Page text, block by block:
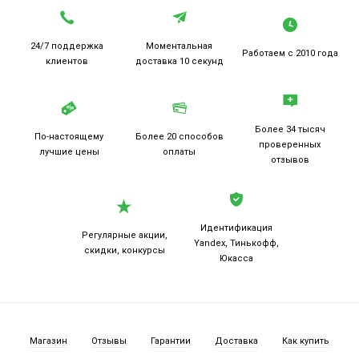
24/7 поддержка
клиентов
Моментальная
доставка 10 секунд
Работаем с 2010 года
По-настоящему
лучшие цены
Более 20 способов
оплаты
Более 34 тысяч
проверенных
отзывов
Регулярные акции,
скидки, конкурсы
Идентификация
Yandex, Тинькофф,
Юкасса
Магазин Отзывы Гарантии Доставка Как купить